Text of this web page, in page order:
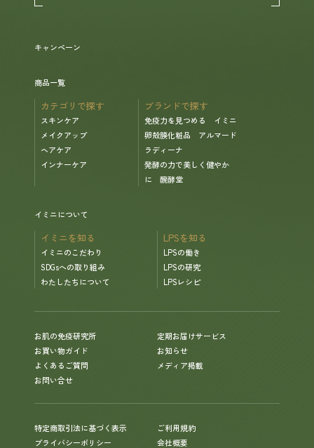
お買い物ガイド
定期お届けサービス
お問い合せ
メディア掲載
キャンペーン
商品一覧
カテゴリで探す
スキンケア
メイクアップ
ヘアケア
インナーケア
ブランドで探す
免疫力を見つめる イミニ
卵殻膜化粧品 アルマード
ラディーナ
発酵の力で美しく健やか
に 醗酵堂
イミニについて
イミニを知る
イミニのこだわり
SDGsへの取り組み
わたしたちについて
LPSを知る
LPSの働き
LPSの研究
LPSレシピ
お肌の免疫研究所
定期お届けサービス
お買い物ガイド
お知らせ
よくあるご質問
メディア掲載
お問い合せ
特定商取引法に基づく表示
プライバシーポリシー
ご利用規約
会社概要